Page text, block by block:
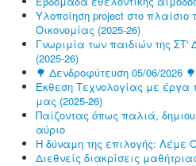
Υλοποίηση project στο πλαίσιο
Οικονομίας (2025-26)
Γνωριμία των παιδιών της ΣΤ'
(2025-26)
🌳 Δενδροφύτευση 05/06/2026 🌳
Έκθεση Τεχνολογίας με έργα
μας (2025-26)
Παίζοντας όπως παλιά,
αύριο
Η δύναμη της επιλογής: Λέμε
Διεθνείς διακρίσεις